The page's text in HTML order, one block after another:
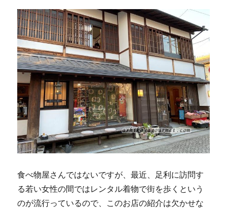
食べ物屋さんではないですが、最近、足利に訪問す
る若い女性の間ではレンタル着物で街を歩くという
のが流行っているので、このお店の紹介は欠かせな